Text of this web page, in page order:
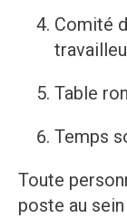
Comité
Table
Temps
Toute
poste au